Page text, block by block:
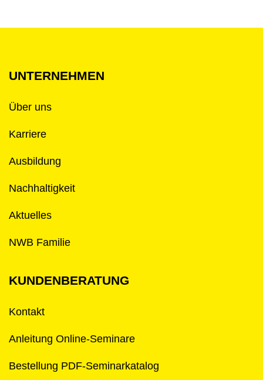
UNTERNEHMEN
Über uns
Karriere
Ausbildung
Nachhaltigkeit
Aktuelles
NWB Familie
KUNDENBERATUNG
Kontakt
Anleitung Online-Seminare
Bestellung PDF-Seminarkatalog